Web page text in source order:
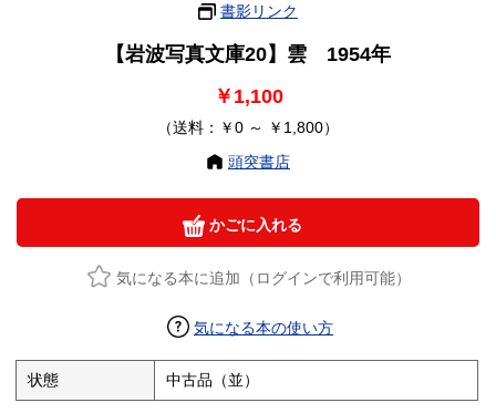
書影リンク
【岩波写真文庫20】雲 1954年
￥1,100
（送料：￥0 ～ ￥1,800）
頭突書店
かごに入れる
気になる本に追加（ログインで利用可能）
気になる本の使い方
状態 中古品（並）